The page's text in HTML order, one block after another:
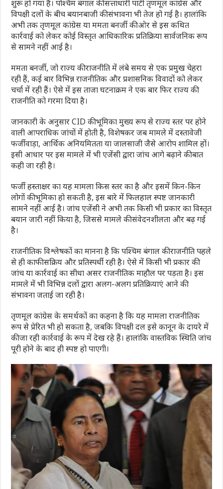
शुरू हो गया है। पश्चिम बंगाल की सत्ताधारी पार्टी तृणमूल कांग्रेस और
विपक्षी दलों के बीच बयानबाजी की संभावना भी तेज हो गई है। हालांकि
अभी तक तृणमूल कांग्रेस या ममता बनर्जी की ओर से इस कथित
कार्रवाई को लेकर कोई विस्तृत आधिकारिक प्रतिक्रिया सार्वजनिक रूप
से सामने नहीं आई है।
ममता बनर्जी, जो राज्य की राजनीति में लंबे समय से एक प्रमुख चेहरा
रही हैं, कई बार विभिन्न राजनीतिक और प्रशासनिक विवादों को लेकर
चर्चा में रही हैं। ऐसे में इस ताजा घटनाक्रम ने एक बार फिर राज्य की
राजनीति को गरमा दिया है।
जानकारी के अनुसार CID की भूमिका मुख्य रूप से राज्य स्तर पर होने
वाली आपराधिक जांचों में होती है, विशेषकर जब मामले में दस्तावेजी
फर्जीवाड़ा, आर्थिक अनियमितता या जालसाजी जैसे आरोप शामिल हों।
इसी आधार पर इस मामले में भी एजेंसी द्वारा जांच आगे बढ़ाने की बात
कही जा रही है।
फर्जी हस्ताक्षर का यह मामला किस स्तर का है और इसमें किन-किन
लोगों की भूमिका हो सकती है, इस बारे में फिलहाल स्पष्ट जानकारी
सामने नहीं आई है। जांच एजेंसी ने अभी तक किसी भी प्रकार का विस्तृत
बयान जारी नहीं किया है, जिससे मामले की संवेदनशीलता और बढ़ गई
है।
राजनीतिक विश्लेषकों का मानना है कि पश्चिम बंगाल की राजनीति पहले
से ही काफी सक्रिय और प्रतिस्पर्धी रही है। ऐसे में किसी भी प्रकार की
जांच या कार्रवाई का सीधा असर राजनीतिक माहौल पर पड़ता है। इस
मामले में भी विभिन्न दलों द्वारा अलग-अलग प्रतिक्रियाएं आने की
संभावना जताई जा रही है।
तृणमूल कांग्रेस के समर्थकों का कहना है कि यह मामला राजनीतिक
रूप से प्रेरित भी हो सकता है, जबकि विपक्षी दल इसे कानून के दायरे में
की जा रही कार्रवाई के रूप में देख रहे हैं। हालांकि वास्तविक स्थिति जांच
पूरी होने के बाद ही स्पष्ट हो पाएगी।